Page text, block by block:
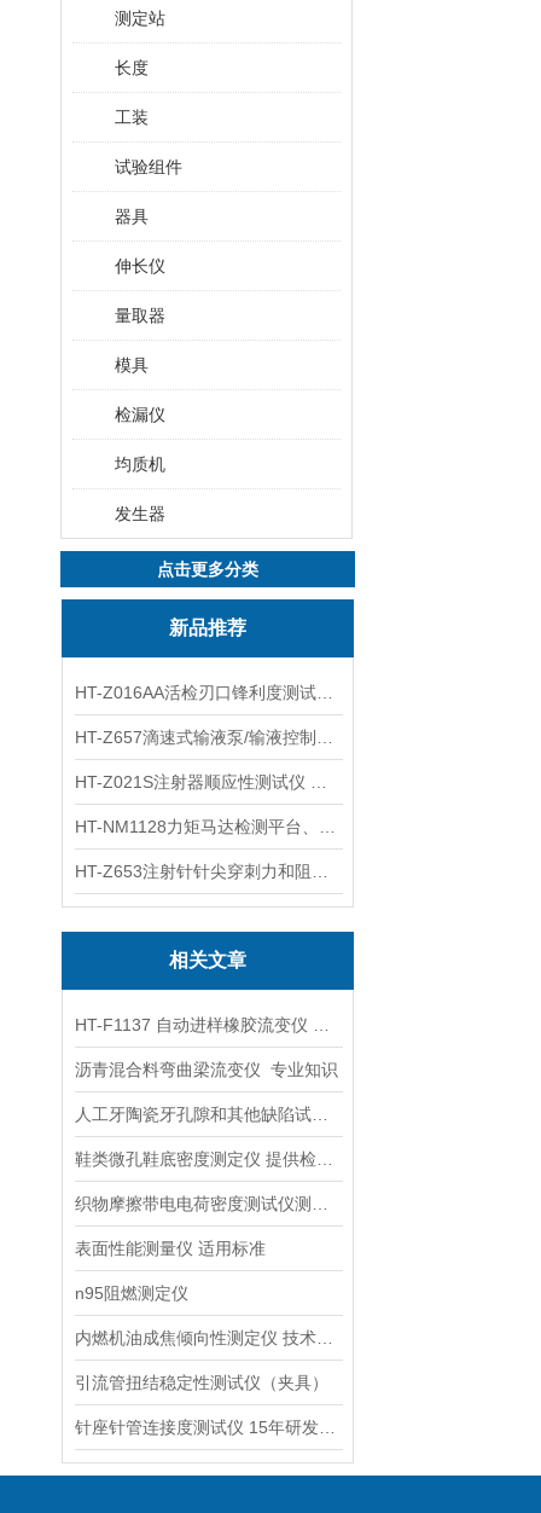
测定站
长度
工装
试验组件
器具
伸长仪
量取器
模具
检漏仪
均质机
发生器
点击更多分类
新品推荐
相关文章
沥青混合料弯曲梁流变仪 专业知识
表面性能测量仪 适用标准
n95阻燃测定仪
引流管扭结稳定性测试仪（夹具）